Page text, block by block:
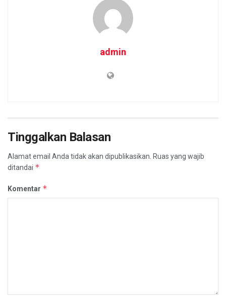
admin
Tinggalkan Balasan
Alamat email Anda tidak akan dipublikasikan. Ruas yang wajib
ditandai *
Komentar *